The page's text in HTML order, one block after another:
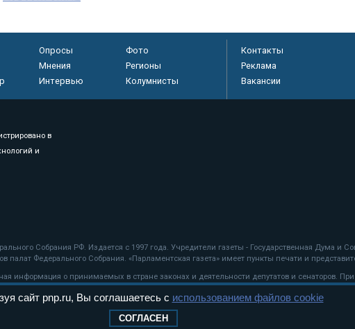
Опросы
Фото
Мнения
Регионы
Интервью Колумнисты
Контакты
Реклама
Вакансии
в
и
Собрания РФ. Издается с 1997 года. Учредители газеты - Государственная Дума и
Федерального Собрания. «Парламентская газета» имеет пункты печати и
информация о принимаемых в стране законах и деятельности депутатов и сенаторов.
сайт pnp.ru, Вы соглашаетесь с использованием файлов cookie
СОГЛАСЕН